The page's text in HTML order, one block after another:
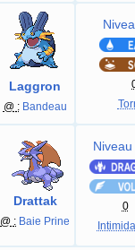
Laggron
@ : Bandeau
Drattak
@ : Baie Prine
Niveau
0